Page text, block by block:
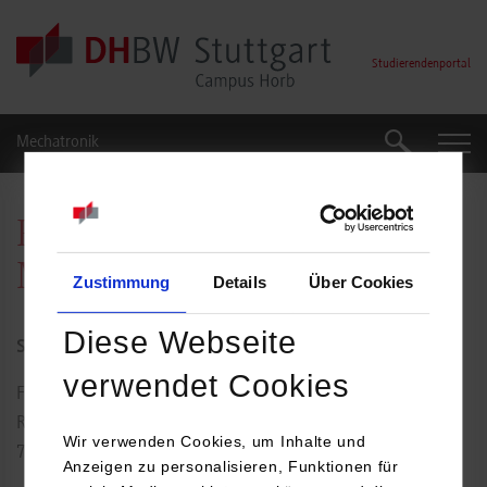
Zustimmung Details Über Cookies
Diese Webseite
verwendet Cookies
Wir verwenden Cookies, um Inhalte und
Anzeigen zu personalisieren, Funktionen für
Skip to main content
Studierendenportal
Mechatronik
Suche Suche
Prof. Dr.-Ing. Benedikt
Michel
Studiengangsleitung
Florianstraße 15
Raum: 109
72160Horb am Neckar